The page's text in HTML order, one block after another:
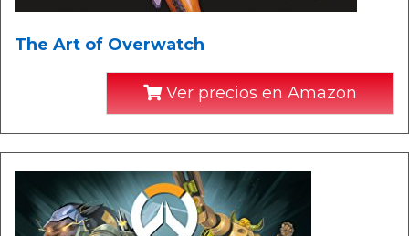
The Art of Overwatch
Ver precios en Amazon